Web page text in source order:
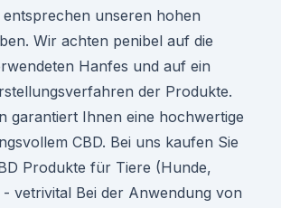
unseren hohen
Wir achten penibel auf die
Hanfes und auf ein
der Produkte.
garantiert Ihnen eine hochwertige
CBD. Bei uns kaufen Sie
Produkte für Tiere (Hunde,
vetrivital Bei der Anwendung von